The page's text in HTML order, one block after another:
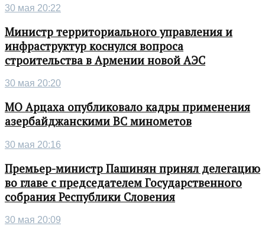
30 мая 20:22
Министр территориального управления и
инфраструктур коснулся вопроса
строительства в Армении новой АЭС
30 мая 20:20
МО Арцаха опубликовало кадры применения
азербайджанскими ВС минометов
30 мая 20:16
Премьер-министр Пашинян принял делегацию
во главе с председателем Государственного
собрания Республики Словения
30 мая 20:09